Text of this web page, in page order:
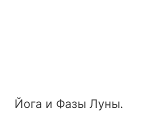
Йога и Фазы Луны.